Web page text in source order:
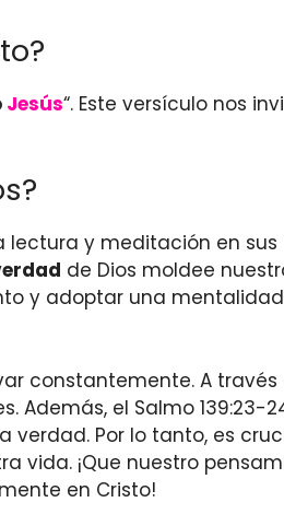
Jesús“. Este versículo nos
y meditación en sus
de Dios moldee
y adoptar una mentalidad
constantemente. A través
Además, el Salmo 139:23-
verdad. Por lo tanto, es
vida. ¡Que nuestro
en Cristo!